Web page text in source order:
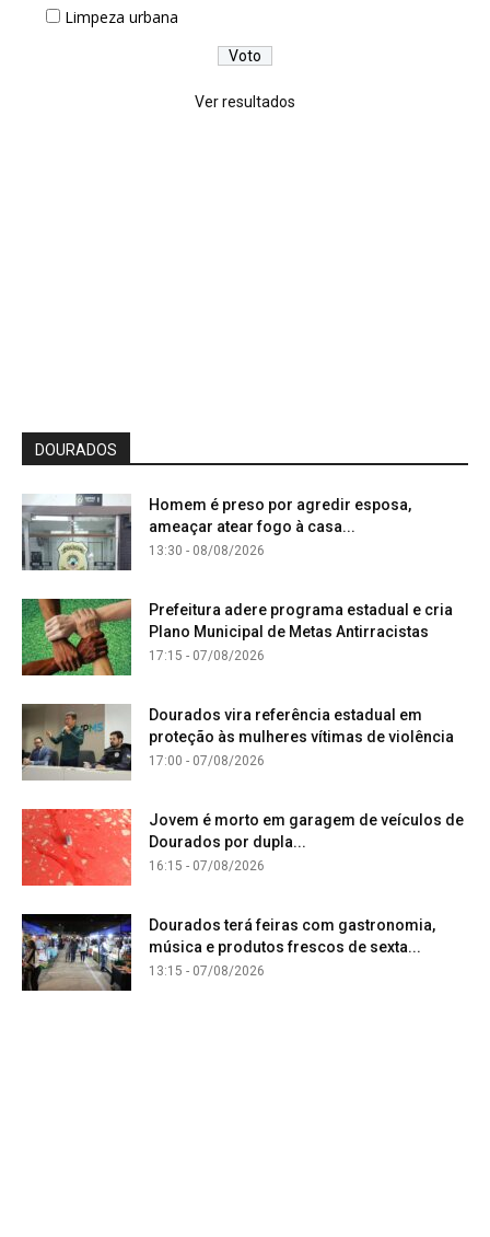
Limpeza urbana
Ver resultados
DOURADOS
Homem é preso por agredir esposa,
ameaçar atear fogo à casa...
13:30 - 08/08/2026
Prefeitura adere programa estadual e cria
Plano Municipal de Metas Antirracistas
17:15 - 07/08/2026
Dourados vira referência estadual em
proteção às mulheres vítimas de violência
17:00 - 07/08/2026
Jovem é morto em garagem de veículos de
Dourados por dupla...
16:15 - 07/08/2026
Dourados terá feiras com gastronomia,
música e produtos frescos de sexta...
13:15 - 07/08/2026